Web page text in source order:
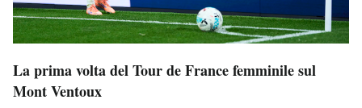
La prima volta del Tour de France femminile sul
Mont Ventoux